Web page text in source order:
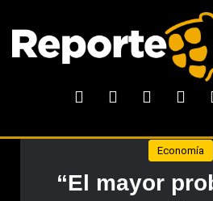
Economía
“El mayor